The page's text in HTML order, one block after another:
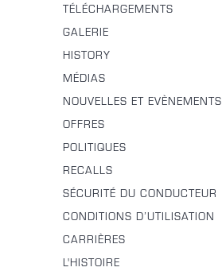
TÉLÉCHARGEMENTS
GALERIE
HISTORY
MÉDIAS
NOUVELLES ET EVÈNEMENTS
OFFRES
POLITIQUES
RECALLS
SÉCURITÉ DU CONDUCTEUR
CONDITIONS D’UTILISATION
CARRIÈRES
L'HISTOIRE